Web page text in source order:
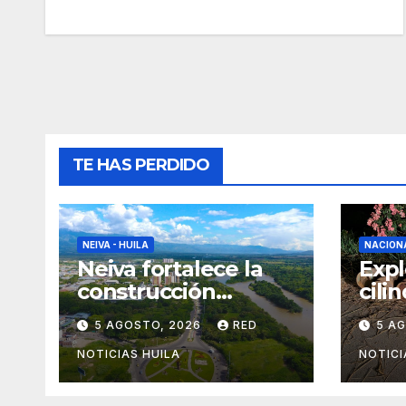
TE HAS PERDIDO
NEIVA - HUILA
Neiva fortalece la
construcción
colectiva del POT
5 AGOSTO, 2026 RED
NOTICIAS HUILA
que
por
5